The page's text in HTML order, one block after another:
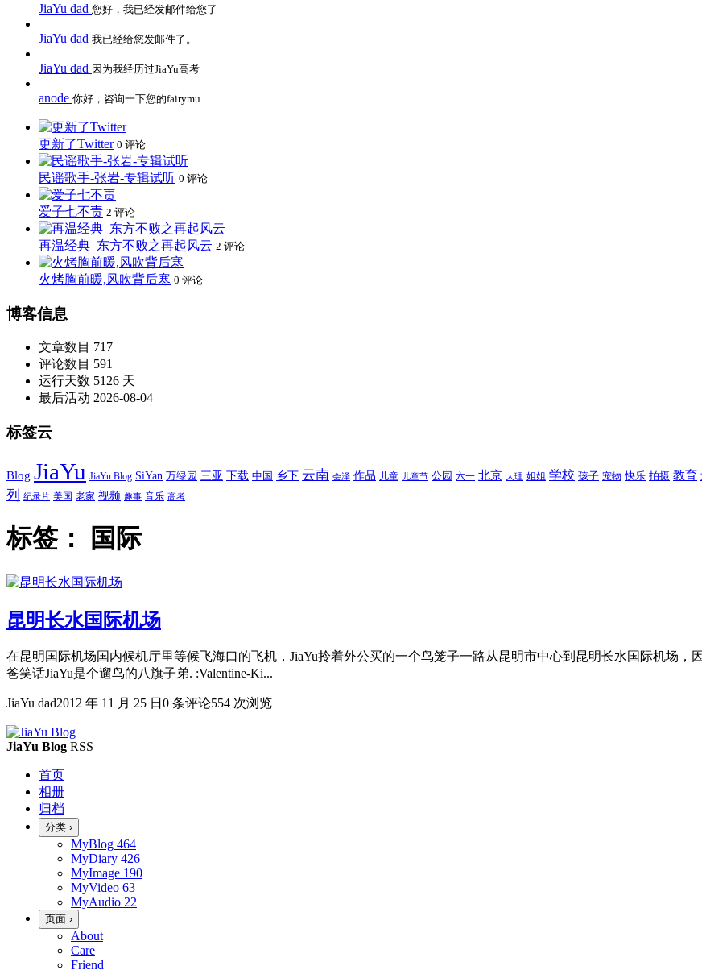
JiaYu dad 您好，我已经发邮件给您了
JiaYu dad 我已经给您发邮件了。
JiaYu dad 因为我经历过JiaYu高考
anode 你好，咨询一下您的fairymu…
更新了Twitter 0 评论
民谣歌手-张岩-专辑试听 0 评论
爱子七不责 2 评论
再温经典–东方不败之再起风云 2 评论
火烤胸前暖,风吹背后寒 0 评论
博客信息
文章数目 717
评论数目 591
运行天数 5126 天
最后活动 2026-08-04
标签云
Blog JiaYu JiaYu Blog SiYan 万绿园 三亚 下载 中国 乡下 云南 会泽 作品 儿童 儿童节 公园 六一 北京 大理 姐姐 学校 孩子 宠物 快乐 拍摄 教育
列
纪录片 美国 老家 视频 趣事 音乐 高考
标签： 国际
昆明长水国际机场
在昆明国际机场国内候机厅里等候飞海口的飞机，JiaYu拎着外公买的一个鸟笼子一路从昆明市中心到昆明长水国际机场，
爸笑话JiaYu是个遛鸟的八旗子弟. :Valentine-Ki...
JiaYu dad2012 年 11 月 25 日 0 条评论554 次浏览
JiaYu Blog RSS
首页
相册
归档
分类 ›
MyBlog 464
MyDiary 426
MyImage 190
MyVideo 63
MyAudio 22
页面 ›
About
Care
Friend